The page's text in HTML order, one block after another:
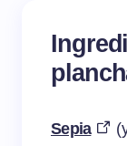
Sepia